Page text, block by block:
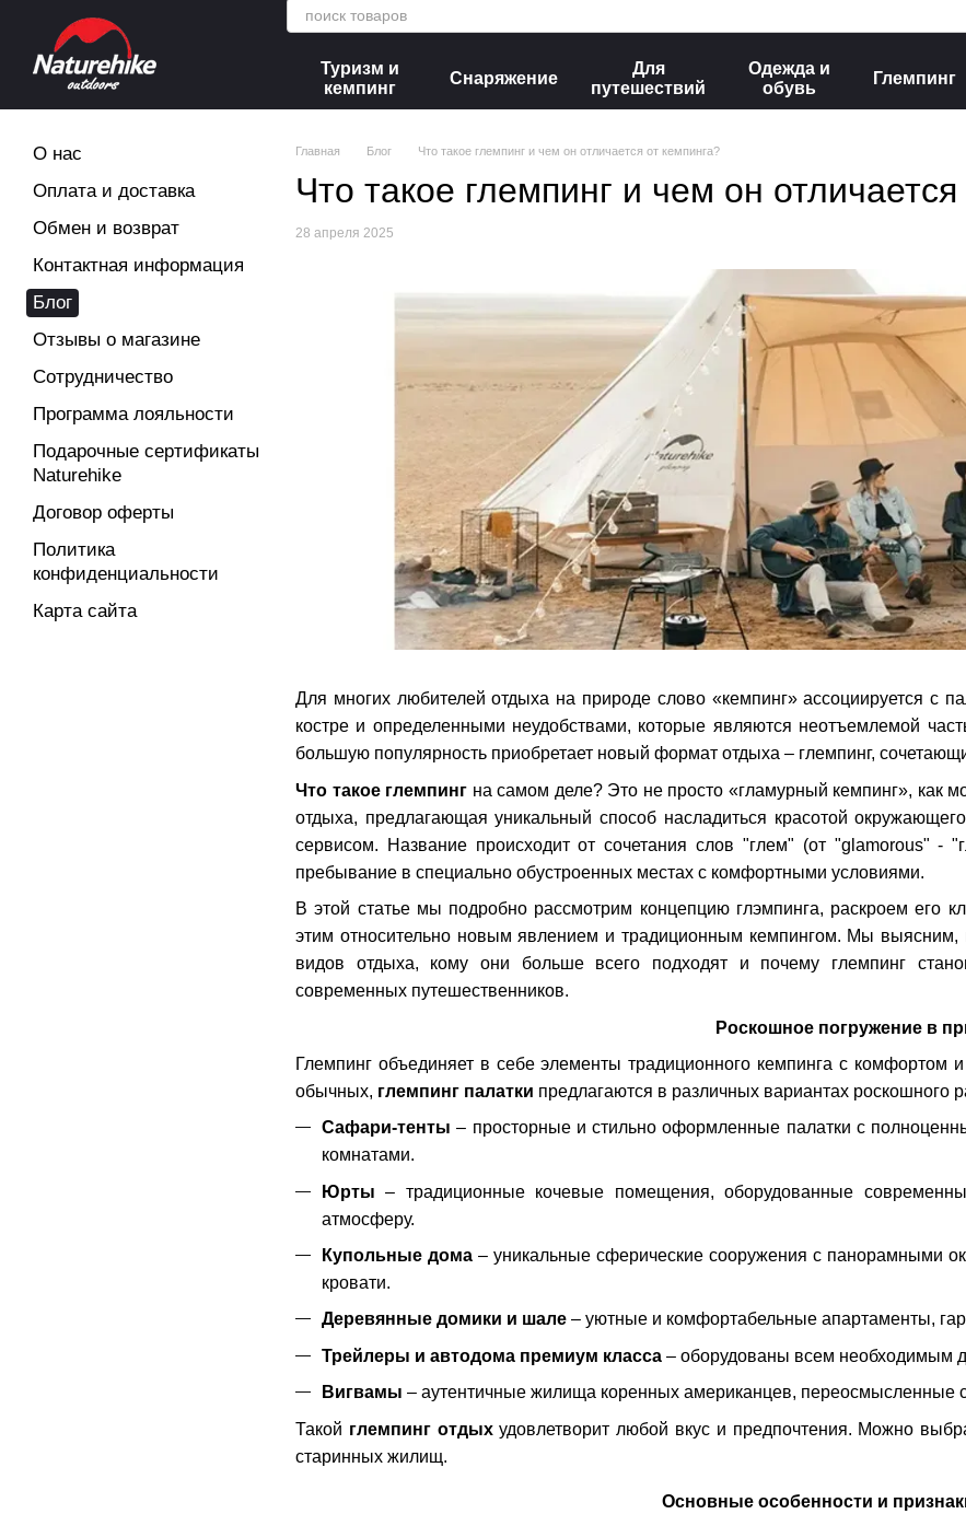
Перейти к основному контенту
Туризм и
кемпинг
Снаряжение
Для
путешествий
Одежда и
обувь
Глемпинг
Главная Блог Что такое глемпинг и чем он отличается от кемпинга?
Что такое глемпинг и чем он
28 апреля 2025
Для многих любителей отдыха на природе слово «кемпинг» ассоциируется с
костре и определенными неудобствами, которые являются неотъемлемой
большую популярность приобретает новый формат отдыха – глемпинг,
Что такое глемпинг на самом деле? Это не просто «гламурный кемпинг», как
отдыха, предлагающая уникальный способ насладиться красотой
сервисом. Название происходит от сочетания слов "глем" (от "glamorous" -
пребывание в специально обустроенных местах с комфортными условиями.
В этой статье мы подробно рассмотрим концепцию глэмпинга, раскроем его
этим относительно новым явлением и традиционным кемпингом. Мы выясним,
видов отдыха, кому они больше всего подходят и почему глемпинг
современных путешественников.
Роскошное погружение в
Глемпинг объединяет в себе элементы традиционного кемпинга с комфортом
обычных, глемпинг палатки предлагаются в различных вариантах роскошного
Сафари-тенты – просторные и стильно оформленные палатки с
комнатами.
Юрты– традиционные кочевые помещения, оборудованные
атмосферу.
Купольные дома – уникальные сферические сооружения с панорамными
кровати.
Деревянные домики и шале – уютные и комфортабельные апартаменты,
Трейлеры и автодома премиум класса – оборудованы всем необходимым
Вигвамы – аутентичные жилища коренных американцев, переосмысленные
Такой глемпинг отдыхудовлетворит любой вкус и предпочтения. Можно
старинных жилищ.
Основные особенности и
О нас
Оплата и доставка
Обмен и возврат
Контактная информация
Блог
Отзывы о магазине
Сотрудничество
Программа лояльности
Подарочные сертификаты
Naturehike
Договор оферты
Политика
конфиденциальности
Карта сайта